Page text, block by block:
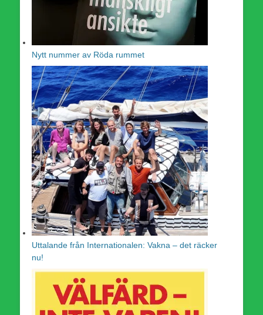
Nytt nummer av Röda rummet
Uttalande från Internationalen: Vakna – det räcker
nu!